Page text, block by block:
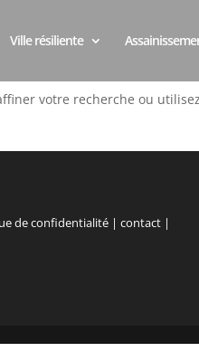
Ville résiliente
votre recherche ou
de confidentialité |contact |